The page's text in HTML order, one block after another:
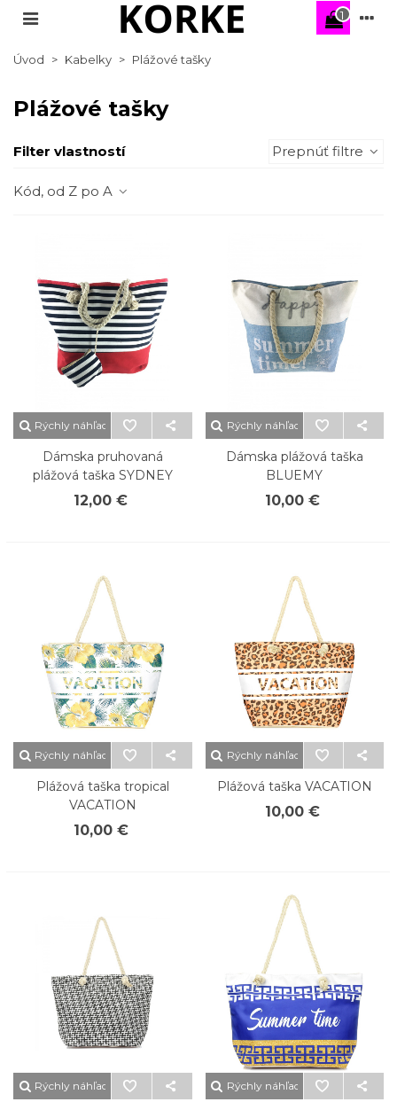
1
Úvod > Kabelky > Plážové tašky
Plážové tašky
Filter vlastností Prepnúť filtre
Kód, od Z po A
Rýchly náhľad
Dámska pruhovaná
plážová taška SYDNEY
12,00 €
Rýchly náhľad
Dámska plážová taška
BLUEMY
10,00 €
Rýchly náhľad
Plážová taška tropical
VACATION
10,00 €
Rýchly náhľad
Plážová taška VACATION
10,00 €
Rýchly náhľad Rýchly náhľad